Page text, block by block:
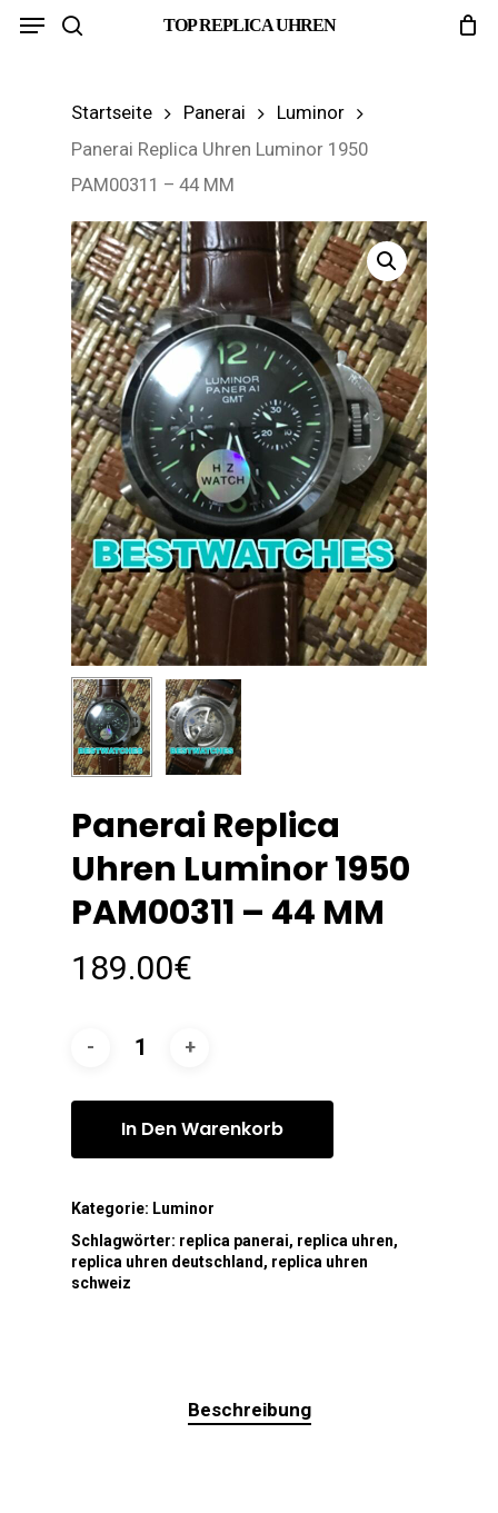
Skip
TOP REPLICA UHREN
Menu
Startseite Panerai
Luminor
Panerai Replica Uhren Luminor 1950
PAM00311 – 44 MM
Panerai Replica
Uhren Luminor 1950
PAM00311 – 44 MM
189.00€
In Den Warenkorb
Kategorie: Luminor
Schlagwörter: replica panerai, replica uhren,
replica uhren deutschland , replica uhren
schweiz
Beschreibung